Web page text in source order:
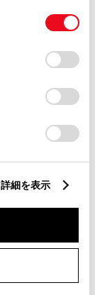
れることに同
プトアウト、
は、当社の
」をご覧くだ
詳細を表示